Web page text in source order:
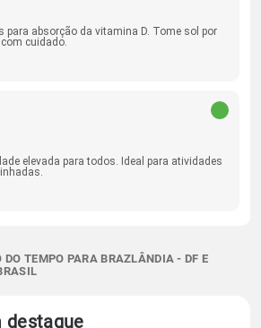
para absorção da vitamina D. Tome sol por
cuidado.
elevada para todos. Ideal para atividades
DO TEMPO PARA BRAZLÂNDIA - DF E
destaque